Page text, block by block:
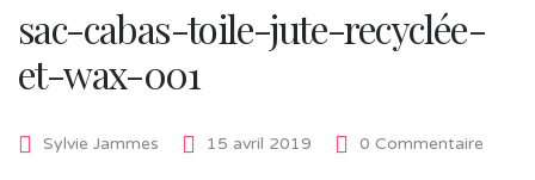
sac-cabas-toile-jute-recyclée-
et-wax-001
Sylvie Jammes 15 avril 2019 0 Commentaire